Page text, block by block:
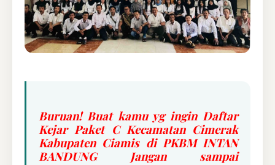
Buruan! Buat kamu yg ingin Daftar
Kejar Paket C Kecamatan Cimerak
Kabupaten Ciamis di PKBM INTAN
BANDUNG Jangan sampai